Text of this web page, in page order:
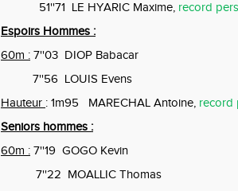
51''71 LE HYARIC Maxime, record
Espoirs Hommes :
60m : 7''03 DIOP Babacar
7''56 LOUIS Evens
Hauteur : 1m95 MARECHAL Antoine, record
Seniors hommes :
60m : 7''19 GOGO Kevin
7''22 MOALLIC Thomas